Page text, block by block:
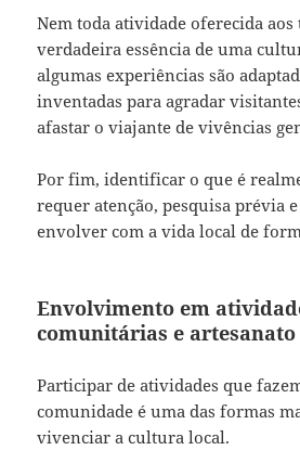
Nem toda atividade oferecida
verdadeira essência de uma
algumas experiências são
inventadas para agradar
afastar o viajante de vivências
Por fim, identificar o que é
requer atenção, pesquisa prévia
envolver com a vida local de
Envolvimento em
comunitárias e artesanato
Participar de atividades que
comunidade é uma das formas
vivenciar a cultura local.